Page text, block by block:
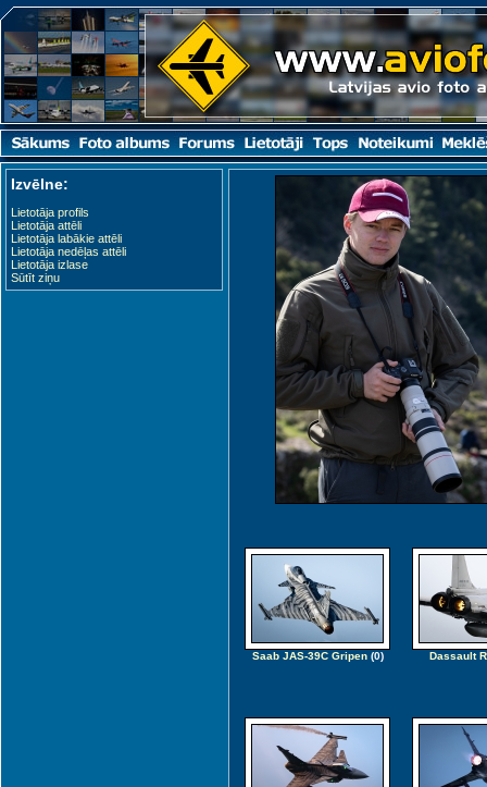
Izvēlne:
Lietotāja profils
Lietotāja attēli
Lietotāja labākie attēli
Lietotāja nedēļas attēli
Lietotāja izlase
Sūtīt ziņu
Saab JAS-39C Gripen(0) Dassault